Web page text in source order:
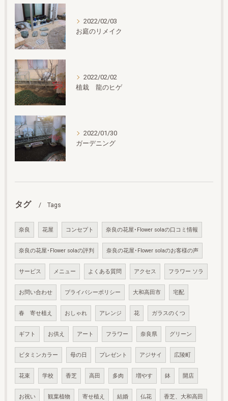
2022/02/03
お庭のリメイク
2022/02/02
植栽 龍のヒゲ
2022/01/30
ガーデニング
タグ Tags
奈良 花屋 コンセプト 奈良の花屋･Flower solaの口コミ情報
奈良の花屋･Flower solaの評判 奈良の花屋･Flower solaのお客様の声
サービス メニュー よくある質問 アクセス フラワー ソラ
お問い合わせ プライバシーポリシー 大和高田市 宅配
春 寄せ植え おしゃれ アレンジ 花 ガラスのくつ
ギフト お供え アート フラワー 奈良県 グリーン
ビタミンカラー 母の日 プレゼント アジサイ 広陵町
花束 学校 香芝 高田 多肉 増やす 鉢 開店
お祝い 観葉植物 寄せ植え 結婚 仏花 香芝、大和高田